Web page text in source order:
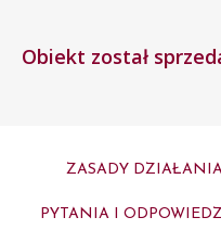
Obiekt został
ZASADY
PYTANIA I